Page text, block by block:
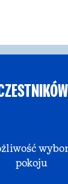
pokoju